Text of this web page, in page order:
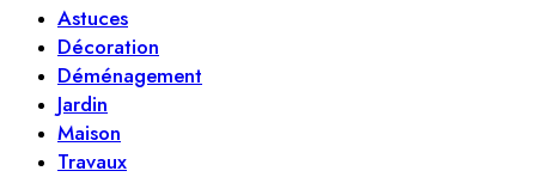
Astuces
Décoration
Déménagement
Jardin
Maison
Travaux